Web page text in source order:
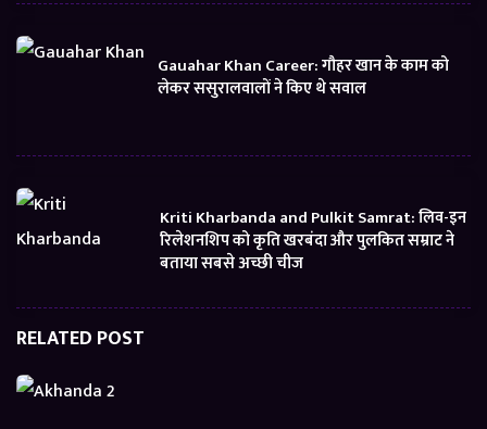
Gauahar Khan Career: गौहर खान के काम को
लेकर ससुरालवालों ने किए थे सवाल
Kriti Kharbanda and Pulkit Samrat: लिव-इन
रिलेशनशिप को कृति खरबंदा और पुलकित सम्राट ने
बताया सबसे अच्छी चीज
RELATED POST